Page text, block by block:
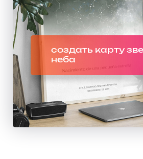
создать карту
неба